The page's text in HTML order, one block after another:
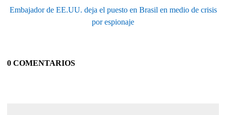
Embajador de EE.UU. deja el puesto en Brasil en medio de crisis
por espionaje
0 COMENTARIOS